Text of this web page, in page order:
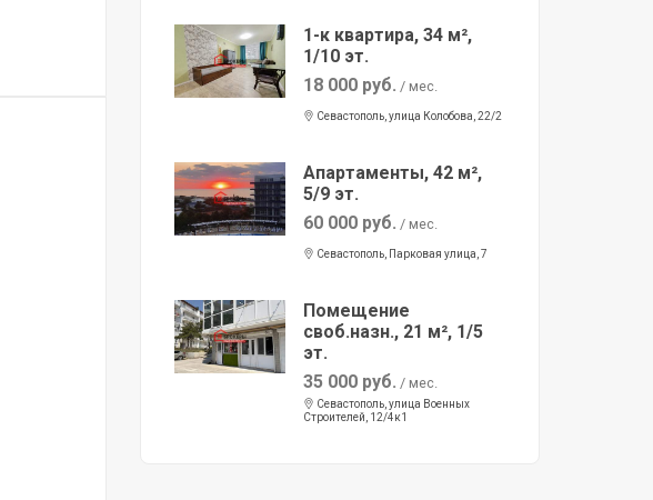
1-к квартира, 34 м²,
1/10 эт.
18 000 руб. / мес.
Севастополь, улица Колобова, 22/2
Апартаменты, 42 м²,
5/9 эт.
60 000 руб. / мес.
Севастополь, Парковая улица, 7
Помещение
своб.назн., 21 м², 1/5
эт.
35 000 руб. / мес.
Севастополь, улица Военных
Строителей, 12/4к1